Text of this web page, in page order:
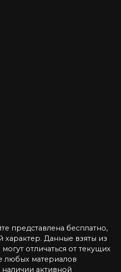
представлена бесплатно,
характер. Данные взяты из
отличаться от текущих
любых материалов
активной